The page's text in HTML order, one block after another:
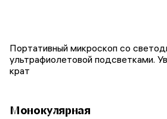
Портативный микроскоп со
ультрафиолетовой подсветками.
крат
Монокулярная